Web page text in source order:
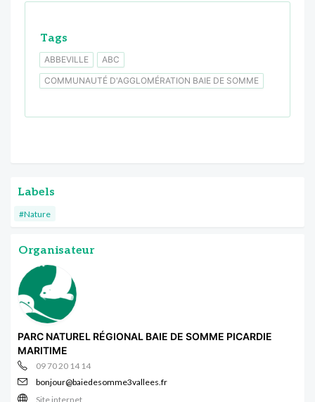
Tags
ABBEVILLE
ABC
COMMUNAUTÉ D'AGGLOMÉRATION BAIE DE SOMME
Labels
#Nature
Organisateur
PARC NATUREL RÉGIONAL BAIE DE SOMME PICARDIE
MARITIME
09 70 20 14 14
bonjour@baiedesomme3vallees.fr
Site internet